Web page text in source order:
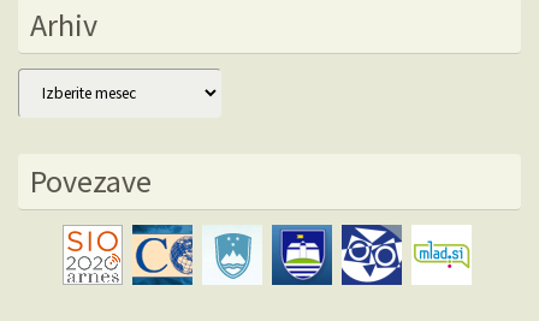
Arhiv
Arhiv
Povezave